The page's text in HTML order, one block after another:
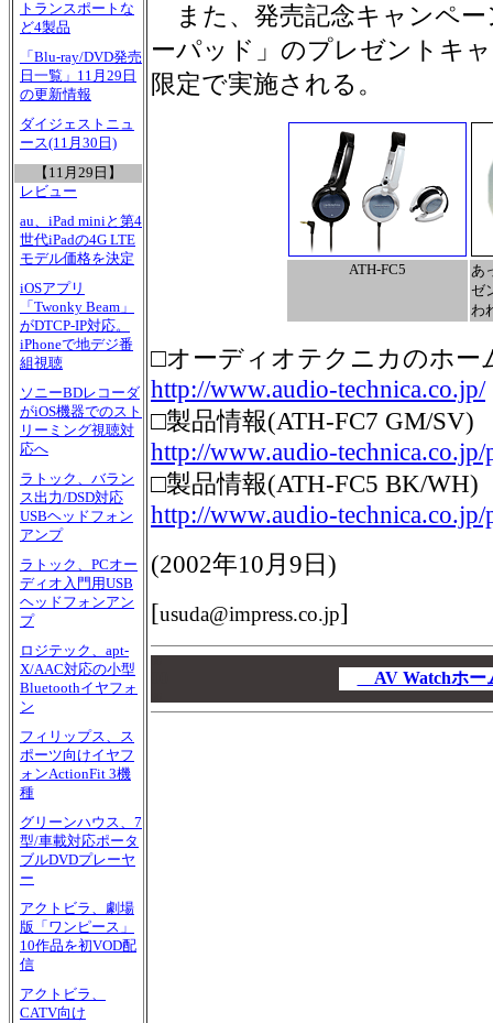
トランスポートな
ど4製品
「Blu-ray/DVD発売
日一覧」11月29日
の更新情報
ダイジェストニュ
ース(11月30日)
【11月29日】
レビュー
au、iPad miniと第4
世代iPadの4G LTE
モデル価格を決定
iOSアプリ
「Twonky Beam」
がDTCP-IP対応。
iPhoneで地デジ番
組視聴
ソニーBDレコーダ
がiOS機器でのスト
リーミング視聴対
応へ
ラトック、バラン
ス出力/DSD対応
USBヘッドフォン
アンプ
ラトック、PCオー
ディオ入門用USB
ヘッドフォンアン
プ
ロジテック、apt-
X/AAC対応の小型
Bluetoothイヤフォ
ン
フィリップス、ス
ポーツ向けイヤフ
ォンActionFit 3機
種
グリーンハウス、7
型/車載対応ポータ
ブルDVDプレーヤ
ー
アクトビラ、劇場
版「ワンピース」
10作品を初VOD配
信
アクトビラ、
CATV向け
また、発売記念キャンペ
ーパッド」のプレゼントキ
限定で実施される。
ATH-FC5
あ
ゼ
わ
□オーディオテクニカのホー
http://www.audio-technica.co.jp/
□製品情報(ATH-FC7 GM/SV)
http://www.audio-
□製品情報(ATH-FC5 BK/WH)
http://www.audio-
(2002年10月9日 )
[usuda@impress.co.jp]
AV Watchホ